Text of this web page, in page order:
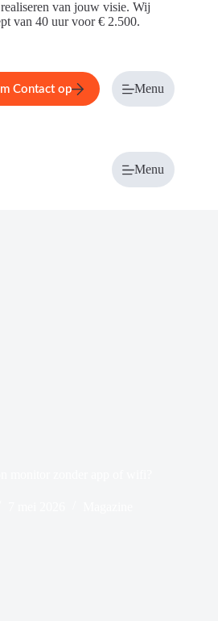
van jouw visie. Wij
van 40 uur voor € 2.500.
Home Service Over ons
Contact op Menu
Menu